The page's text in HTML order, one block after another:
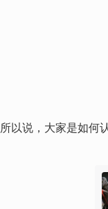
所以说，大家是如何